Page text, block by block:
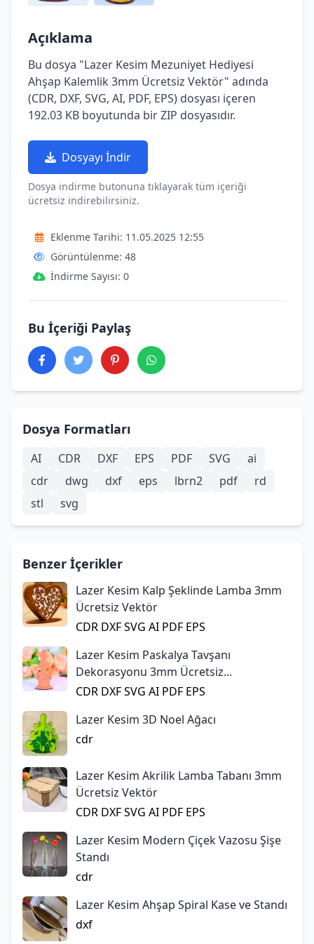
Dosya Formatları
AI CDR DXF EPS PDF SVG
ai
cdr
dwg dxf eps lbrn2 pdf
rd
stl
svg
Benzer İçerikler
Lazer Kesim Kalp Şeklinde Lamba 3mm
Ücretsiz Vektör
CDR DXFSVG AI PDF EPS
Lazer Kesim Paskalya Tavşanı
Dekorasyonu 3mm Ücretsiz...
CDR DXFSVG AI PDF EPS
Lazer Kesim 3D Noel Ağacı
cdr
Lazer Kesim Akrilik Lamba Tabanı 3mm
Ücretsiz Vektör
CDR DXFSVG AI PDF EPS
Lazer Kesim Modern Çiçek Vazosu Şişe
Standı
cdr
Lazer Kesim Ahşap Spiral Kase ve Standı
dxf
Açıklama
Bu dosya "Lazer Kesim Mezuniyet Hediyesi
Ahşap Kalemlik 3mm Ücretsiz Vektör" adında
(CDR, DXF, SVG, AI, PDF, EPS) dosyası içeren
192.03 KB boyutunda bir ZIP dosyasıdır.
Dosyayı İndir
Dosya indirme butonuna tıklayarak tüm içeriği
ücretsiz indirebilirsiniz.
Eklenme Tarihi: 11.05.2025 12:55
Görüntülenme: 48
İndirme Sayısı: 0
Bu İçeriği Paylaş